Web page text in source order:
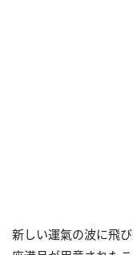
新しい運氣の波に飛